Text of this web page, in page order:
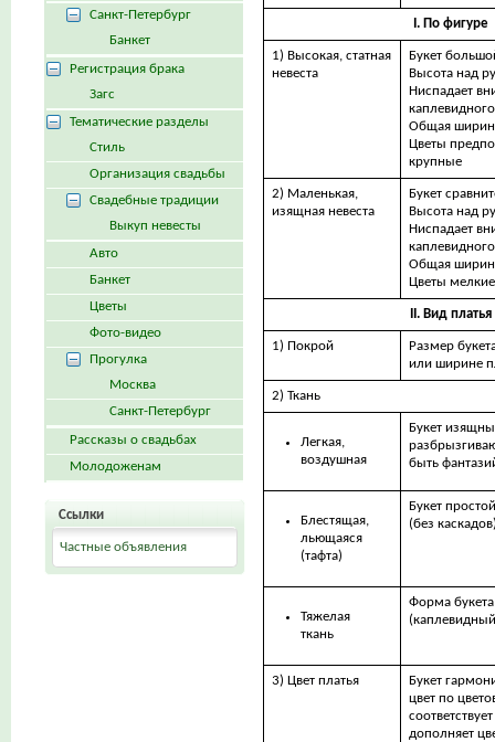
I. По фигуре
1) Высокая, статная
невеста
Букет
Высота над
Ниспадает
Общая
Цветы
крупные
2) Маленькая,
изящная невеста
Букет
Высота над
Ниспадает
Общая
Цветы
II. Вид платья
1) Покрой
Размер
или ширине
2) Ткань
Легкая,
воздушная
Букет
быть
Блестящая,
льющаяся
(тафта)
Букет
(без
Тяжелая
ткань
Форма букета
3) Цвет платья
Букет
цвет по
дополняет
Санкт-Петербург
Банкет
Регистрация брака
Загс
Тематические разделы
Стиль
Организация свадьбы
Свадебные традиции
Выкуп невесты
Авто
Банкет
Цветы
Фото-видео
Прогулка
Москва
Санкт-Петербург
Рассказы о свадьбах
Молодоженам
Ссылки
Частные объявления